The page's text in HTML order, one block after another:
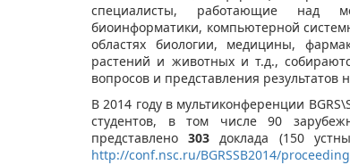
специалисты, работающие над
биоинформатики, компьютерной
областях биологии, медицины,
растений и животных и т.д.,
вопросов и представления результатов
В 2014 году в мультиконференции
студентов, в том числе 90
представлено303 доклада (150
http://conf.nsc.ru/BGRSSB2014/